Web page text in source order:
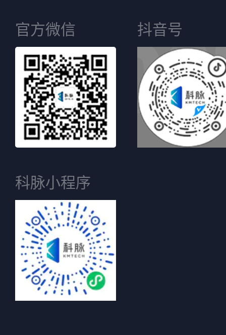
官方微信 抖音号
科脉小程序